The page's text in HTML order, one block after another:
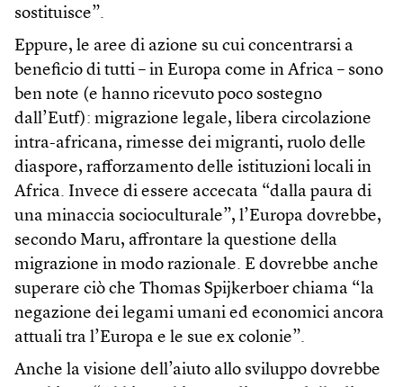
sostituisce”.
Eppure, le aree di azione su cui concentrarsi a
beneficio di tutti – in Europa come in Africa – sono
ben note (e hanno ricevuto poco sostegno
dall’Eutf): migrazione legale, libera circolazione
intra-africana, rimesse dei migranti, ruolo delle
diaspore, rafforzamento delle istituzioni locali in
Africa. Invece di essere accecata “dalla paura di
una minaccia socioculturale”, l’Europa dovrebbe,
secondo Maru, affrontare la questione della
migrazione in modo razionale. E dovrebbe anche
superare ciò che Thomas Spijkerboer chiama “la
negazione dei legami umani ed economici ancora
attuali tra l’Europa e le sue ex colonie”.
Anche la visione dell’aiuto allo sviluppo dovrebbe